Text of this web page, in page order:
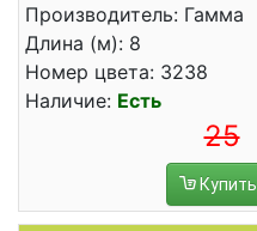
Производитель: Гамма
Длина (м): 8
Номер цвета: 3238
Наличие: Есть
25
Купить